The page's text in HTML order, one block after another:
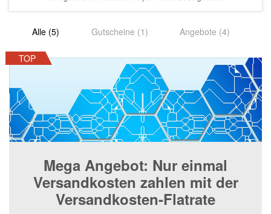
DOUGLAS Parfümerie
Fressnapf
adidas
Notino
Parfumdreams
apodiscounter
OTTO Office
Sonderaktionen
Alle (5) Gutscheine (1) Angebote (4)
TOP
Mega Angebot: Nur einmal
Versandkosten zahlen mit der
Versandkosten-Flatrate